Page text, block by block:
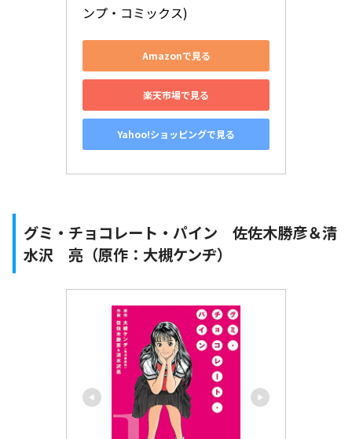
ンプ・コミックス)
Amazonで見る
楽天市場で見る
Yahoo!ショッピングで見る
グミ・チョコレート・パイン 佐佐木勝彦＆清
水沢 亮（原作：大槻ケンヂ）